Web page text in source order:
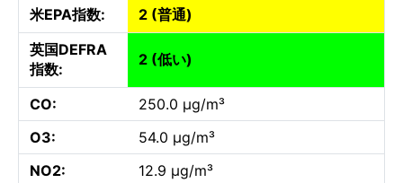
米EPA指数:
2 (普通)
英国DEFRA
指数:
2 (低い)
CO:
250.0 µg/m³
O3:
54.0 µg/m³
NO2:
12.9 µg/m³